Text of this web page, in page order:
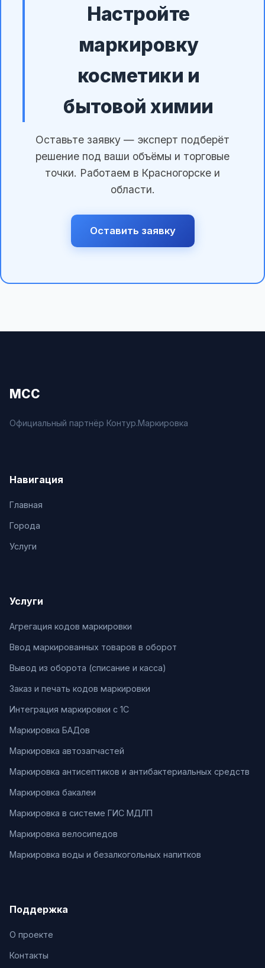
Настройте
маркировку
косметики и
бытовой химии
Оставьте заявку — эксперт подберёт
решение под ваши объёмы и торговые
точки. Работаем в Красногорске и
области.
Оставить заявку
МСС
Официальный партнёр Контур.Маркировка
Навигация
Главная
Города
Услуги
Услуги
Агрегация кодов маркировки
Ввод маркированных товаров в оборот
Вывод из оборота (списание и касса)
Заказ и печать кодов маркировки
Интеграция маркировки с 1С
Маркировка БАДов
Маркировка автозапчастей
Маркировка антисептиков и антибактериальных средств
Маркировка бакалеи
Маркировка в системе ГИС МДЛП
Маркировка велосипедов
Маркировка воды и безалкогольных напитков
Поддержка
О проекте
Контакты